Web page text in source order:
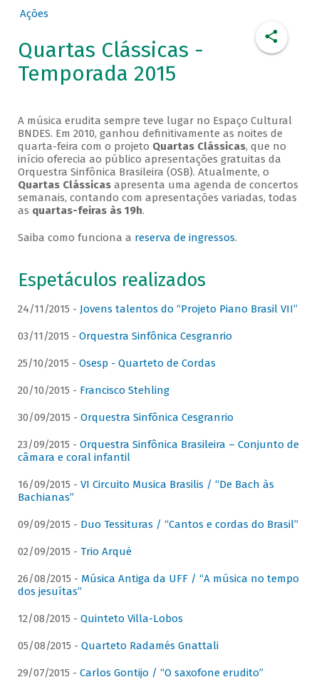
Ações
Quartas Clássicas -
Temporada 2015
A música erudita sempre teve lugar no Espaço Cultural
BNDES. Em 2010, ganhou definitivamente as noites de
quarta-feira com o projeto Quartas Clássicas, que no
início oferecia ao público apresentações gratuitas da
Orquestra Sinfônica Brasileira (OSB). Atualmente, o
Quartas Clássicasapresenta uma agenda de concertos
semanais, contando com apresentações variadas, todas
as quartas-feiras às 19h.
Saiba como funciona a reserva de ingressos.
Espetáculos realizados
24/11/2015 - Jovens talentos do “Projeto Piano Brasil VII”
03/11/2015 - Orquestra Sinfônica Cesgranrio
25/10/2015 - Osesp - Quarteto de Cordas
20/10/2015 - Francisco Stehling
30/09/2015 - Orquestra Sinfônica Cesgranrio
23/09/2015 - Orquestra Sinfônica Brasileira – Conjunto de
câmara e coral infantil
16/09/2015 - VI Circuito Musica Brasilis / “De Bach às
Bachianas”
09/09/2015 - Duo Tessituras / “Cantos e cordas do Brasil”
02/09/2015 - Trio Arqué
26/08/2015 - Música Antiga da UFF / “A música no tempo
dos jesuítas”
12/08/2015 - Quinteto Villa-Lobos
05/08/2015 - Quarteto Radamés Gnattali
29/07/2015 - Carlos Gontijo / “O saxofone erudito”